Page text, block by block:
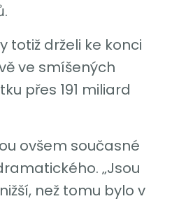
totiž drželi ke konci
ve smíšených
přes 191 miliard
ovšem současné
„Jsou
než tomu bylo v